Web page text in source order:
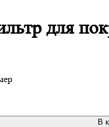
для
В